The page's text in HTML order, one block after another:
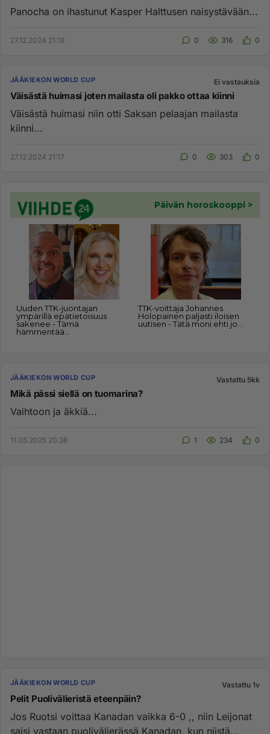
Panocha on ihastunut Kasper Halttusen naisystävään...
27.12.2024 21:18 0 316 0
JÄÄKIEKON WORLD CUP Ei vastauksia
Väisästä huimasi joten mailasta oli pakko ottaa kiinni
Väisästä huimasi niin otti Saksan pelaajan mailasta
kiinni...
27.12.2024 21:17 0 303 0
JÄÄKIEKON WORLD CUP Vastattu 5kk
Mikä pässi siellä on tuomarina?
Vaihtoon ja äkkiä...
11.05.2025 20:38 1 234 0
JÄÄKIEKON WORLD CUP Vastattu 1v
Pelit Puolivälieristä eteenpäin?
Jos Ruotsi voittaa Kanadan vaikka 6-0 ,, niin Leijonat
saisi vastaan puolivälierässä Kanadan, kun niistä